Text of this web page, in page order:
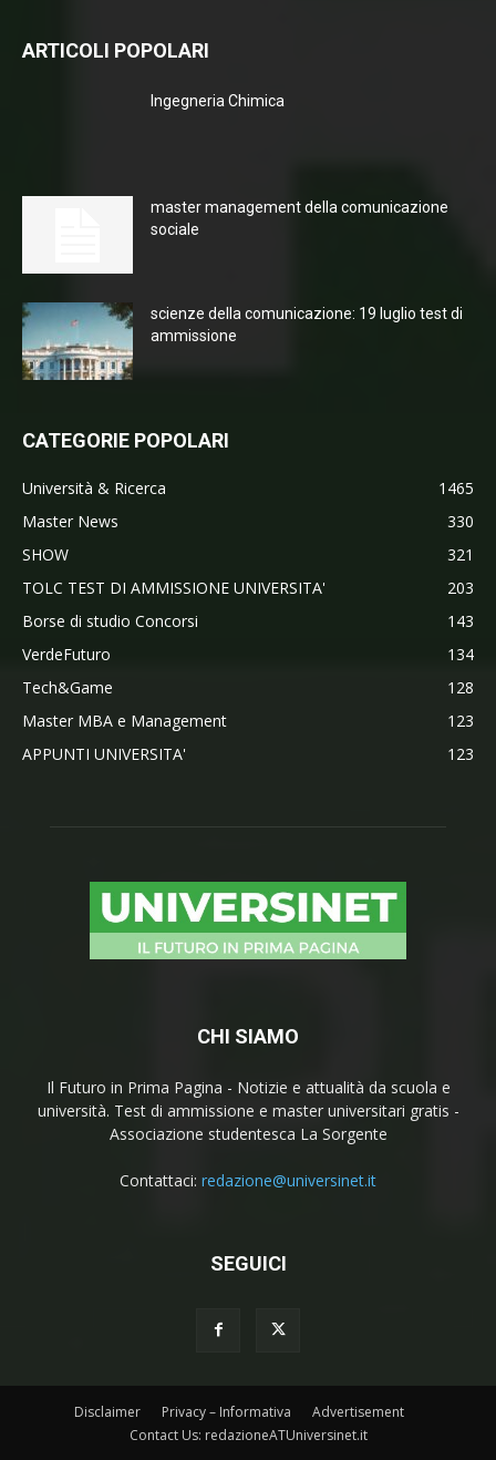
ARTICOLI POPOLARI
Ingegneria Chimica
master management della comunicazione
sociale
scienze della comunicazione: 19 luglio test di
ammissione
CATEGORIE POPOLARI
Università & Ricerca
1465
Master News
330
SHOW
321
TOLC TEST DI AMMISSIONE UNIVERSITA'
203
Borse di studio Concorsi
143
VerdeFuturo
134
Tech&Game
128
Master MBA e Management
123
APPUNTI UNIVERSITA'
123
CHI SIAMO
Il Futuro in Prima Pagina - Notizie e attualità da scuola e
università. Test di ammissione e master universitari gratis -
Associazione studentesca La Sorgente
Contattaci: redazione@universinet.it
SEGUICI
Disclaimer Privacy – Informativa
Advertisement
Contact Us: redazioneATUniversinet.it